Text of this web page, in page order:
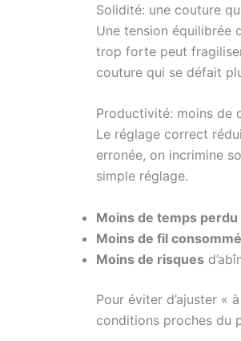
Solidité: une couture
Une tension équilibrée
trop forte peut
couture qui se défait
Productivité: moins de
Le réglage correct
erronée, on incrimine
simple réglage.
Moins de temps perdu
Moins de fil consommé
Moins de risques
Pour éviter d’ajuster «
conditions proches du